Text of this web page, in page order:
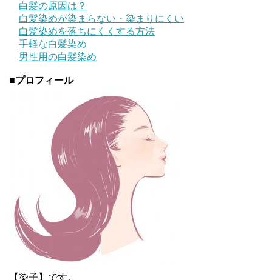
白髪の原因は？
白髪染めが染まらない・染まりにくい
白髪染めを落ちにくくする方法
手軽な白髪染め
男性用の白髪染め
■プロフィール
【染子】です。